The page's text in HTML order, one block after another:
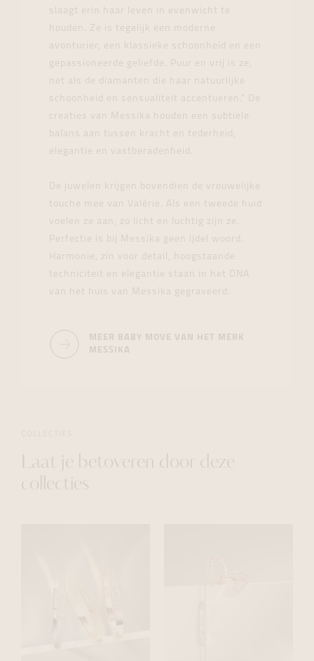
slaagt erin haar leven in evenwicht te
houden. Ze is tegelijk een moderne
avonturier, een klassieke schoonheid en een
gepassioneerde geliefde. Puur en vrij is ze,
net als de diamanten die haar natuurlijke
schoonheid en sensualiteit accentueren.” De
creaties van Messika houden een subtiele
balans aan tussen kracht en tederheid,
elegantie en vastberadenheid.
De juwelen krijgen bovendien de vrouwelijke
touche mee van Valérie. Als een tweede huid
voelen ze aan, zo licht en luchtig zijn ze.
Perfectie is bij Messika geen ijdel woord.
Harmonie, zin voor detail, hoogstaande
techniciteit en elegantie staan in het DNA
van het huis van Messika gegraveerd.
MEER BABY MOVE VAN HET MERK
MESSIKA
Laat je betoveren door deze
collecties